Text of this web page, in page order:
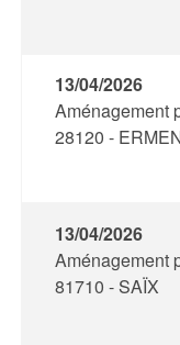
13/04/2026
Aménagement
28120 -
13/04/2026
Aménagement
81710 - SAÏX